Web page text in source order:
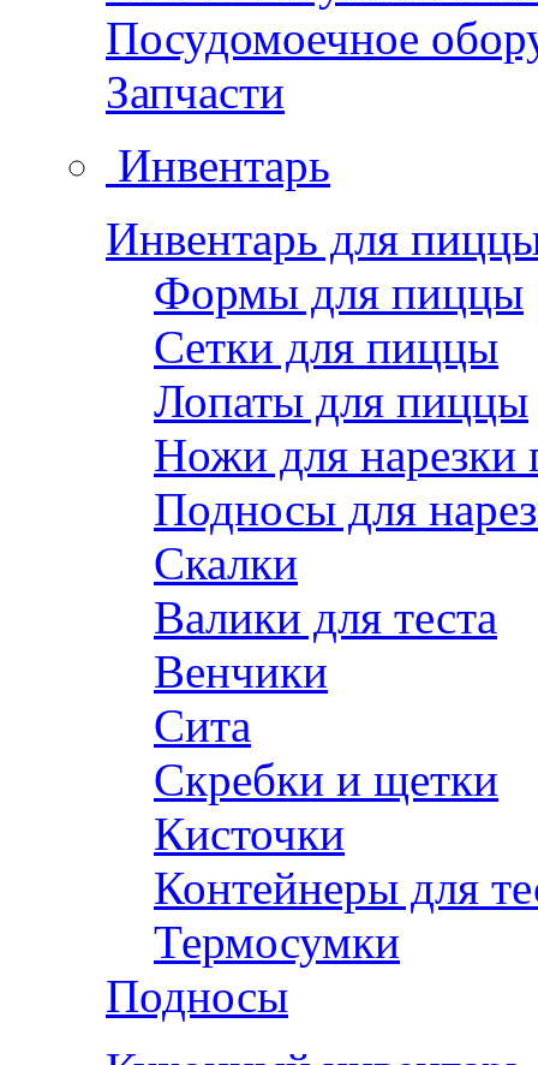
Посудомоечное
Запчасти
Инвентарь
Инвентарь для
Формы для пиццы
Сетки для пиццы
Лопаты для пиццы
Ножи для нарезки
Подносы для
Скалки
Валики для теста
Венчики
Сита
Скребки и щетки
Кисточки
Контейнеры для
Термосумки
Подносы